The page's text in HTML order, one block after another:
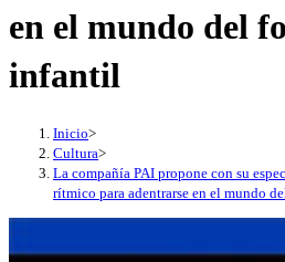
en el mundo del
infantil
Inicio>
Cultura>
La compañía PAI propone con su
rítmico para adentrarse en el mundo